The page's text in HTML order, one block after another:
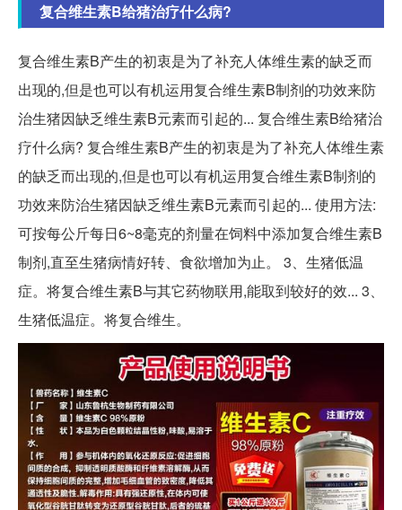
复合维生素B给猪治疗什么病?
复合维生素B产生的初衷是为了补充人体维生素的缺乏而
出现的,但是也可以有机运用复合维生素B制剂的功效来防
治生猪因缺乏维生素B元素而引起的... 复合维生素B给猪治
疗什么病? 复合维生素B产生的初衷是为了补充人体维生素
的缺乏而出现的,但是也可以有机运用复合维生素B制剂的
功效来防治生猪因缺乏维生素B元素而引起的... 使用方法:
可按每公斤每日6~8毫克的剂量在饲料中添加复合维生素B
制剂,直至生猪病情好转、食欲增加为止。 3、生猪低温
症。将复合维生素B与其它药物联用,能取到较好的效... 3、
生猪低温症。将复合维生。